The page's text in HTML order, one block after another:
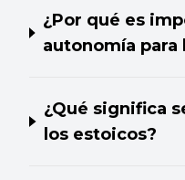
¿Por qué es
autonomía para
¿Qué significa
los estoicos?